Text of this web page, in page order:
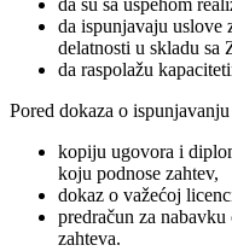
da su sa uspehom
da ispunjavaju uslove
delatnosti u skladu sa
da raspolažu
Pored dokaza o
kopiju ugovora i
koju podnose zahtev,
dokaz o važećoj
predračun za
zahteva.